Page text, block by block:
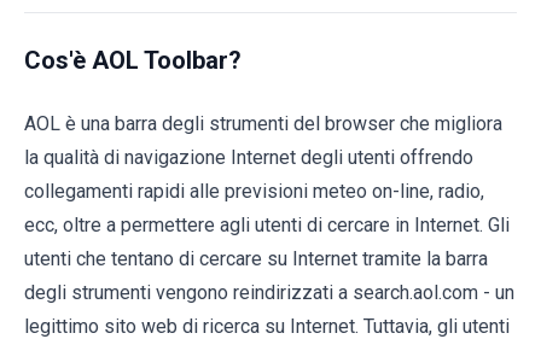
Cos'è AOL Toolbar?
AOL è una barra degli strumenti del browser che migliora
la qualità di navigazione Internet degli utenti offrendo
collegamenti rapidi alle previsioni meteo on-line, radio,
ecc, oltre a permettere agli utenti di cercare in Internet. Gli
utenti che tentano di cercare su Internet tramite la barra
degli strumenti vengono reindirizzati a search.aol.com - un
legittimo sito web di ricerca su Internet. Tuttavia, gli utenti